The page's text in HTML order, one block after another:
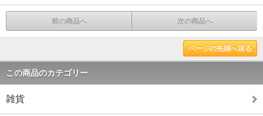
前の商品へ 次の商品へ
ページの先頭へ戻る
この商品のカテゴリー
雑貨